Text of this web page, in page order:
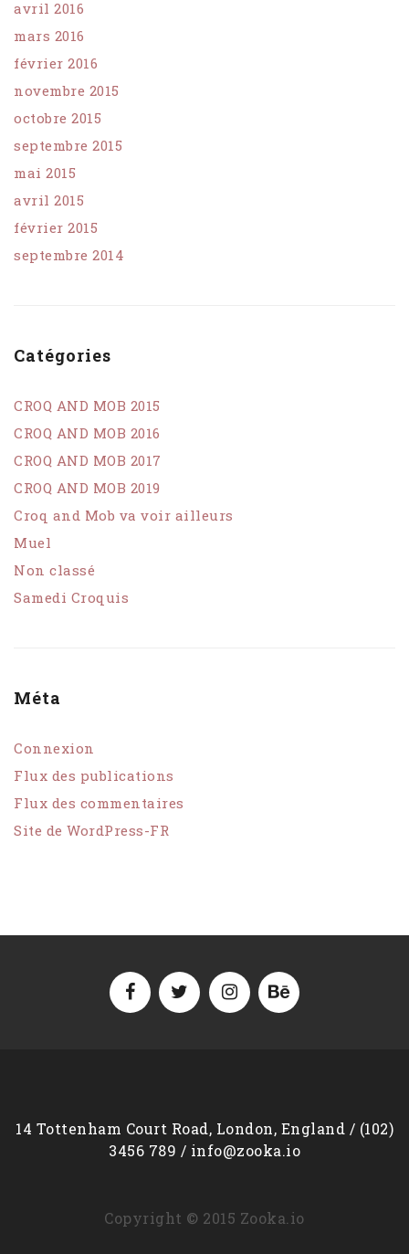
avril 2016
mars 2016
février 2016
novembre 2015
octobre 2015
septembre 2015
mai 2015
avril 2015
février 2015
septembre 2014
Catégories
CROQ AND MOB 2015
CROQ AND MOB 2016
CROQ AND MOB 2017
CROQ AND MOB 2019
Croq and Mob va voir ailleurs
Muel
Non classé
Samedi Croquis
Méta
Connexion
Flux des publications
Flux des commentaires
Site de WordPress-FR
14 Tottenham Court Road, London, England / (102)
3456 789 / info@zooka.io
Copyright © 2015 Zooka.io